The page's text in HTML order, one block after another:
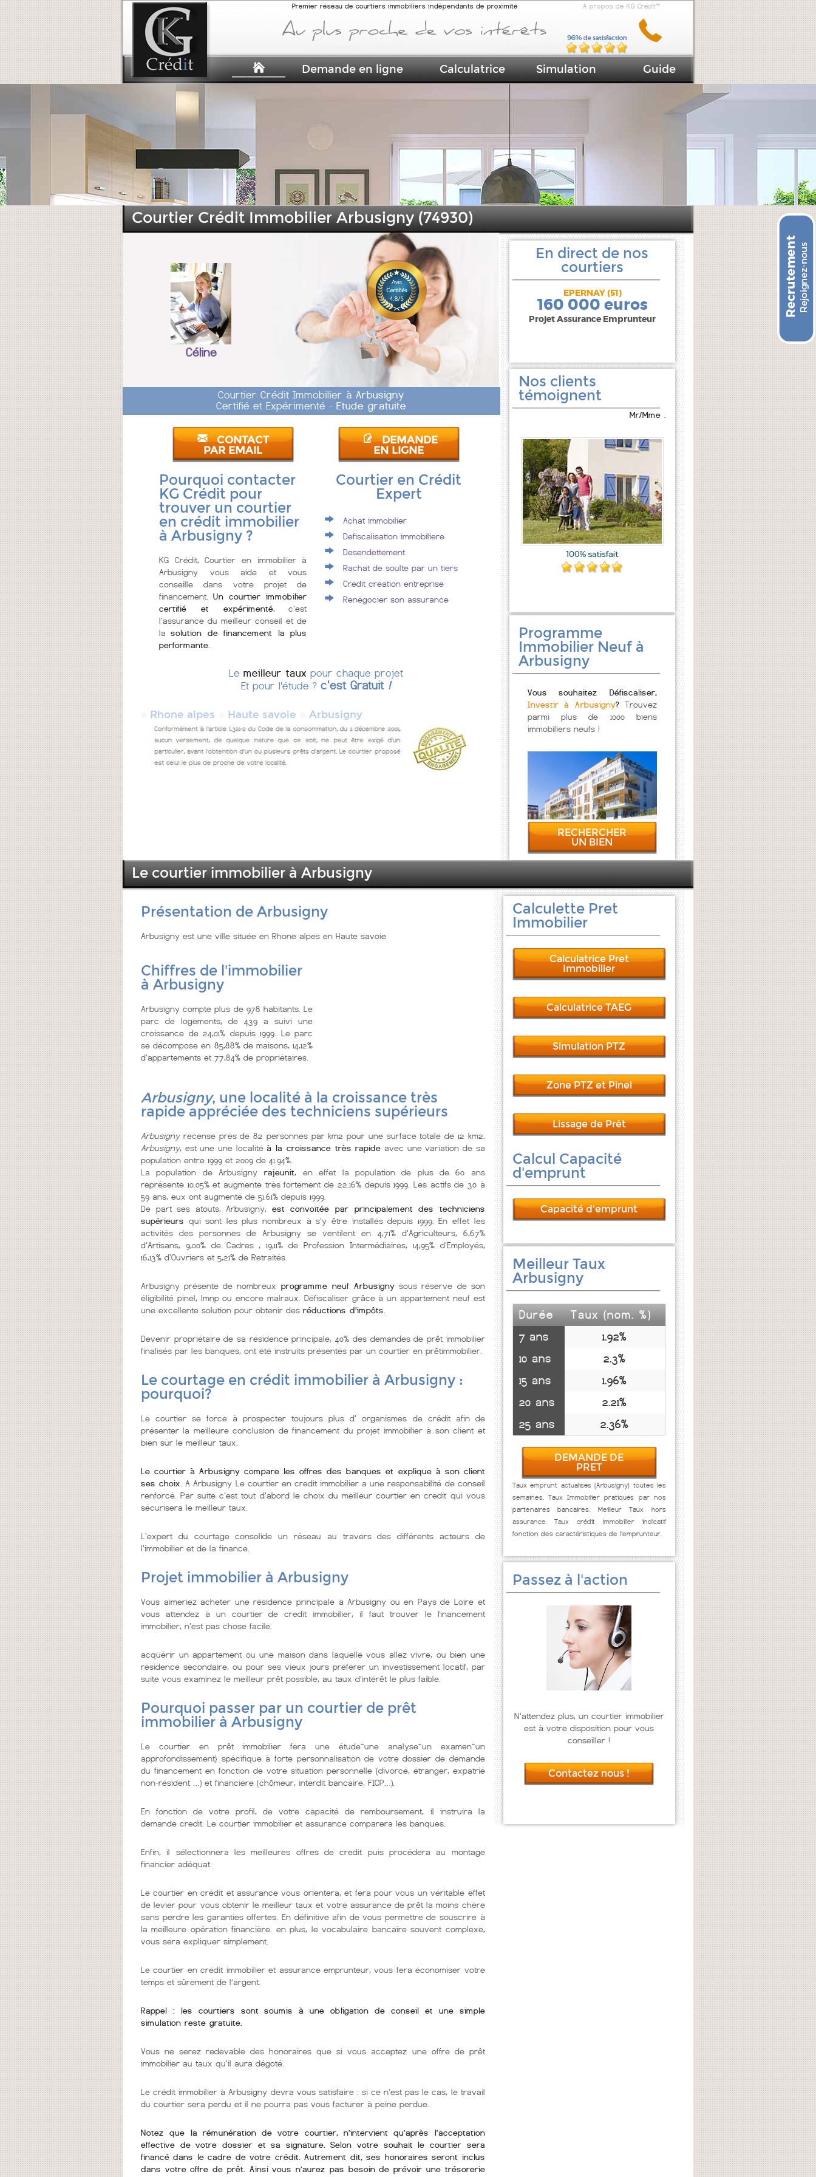
Courtier Crédit Immobilier Arbusigny (74930)
Céline
Courtier Crédit Immobilier àArbusigny
Certifié et Expérimenté -Etude gratuite
CONTACT
PAR EMAIL
DEMANDE
EN LIGNE
Pourquoi contacter
KG Crédit pour
trouver un courtier
en crédit immobilier
à Arbusigny ?
KG Crédit, Courtier en immobilier à
Arbusigny vous aide et vous
conseille dans votre projet de
financement.Un courtier immobilier
certifié et expérimenté, c'est
l'assurance du meilleur conseil et de
lasolution de financement la plus
performante
Courtier en Crédit
Expert
Achat immobilier
Defiscalisation immobiliere
Desendettement
Rachat de soulte par un tiers
Crédit création entreprise
Renégocier son assurance
Le meilleur taux pour chaque projet
Et pour l'étude ?c'est Gratuit !
Rhone alpes Haute savoie Arbusigny
En direct de nos
courtiers
150 000 euros
EPERNAY (51)
160 000 euros
Projet Assurance Emprunteur
240 000 euros
Nos clients
témoignent
Mr/Mme .
Programme
Immobilier Neuf à
Arbusigny
Vous souhaitez Défiscaliser,
Investir à Arbusigny?Trouvez
parmi plus de 1000 biens
immobiliers neufs !
RECHERCHER
UN BIEN
Le courtier immobilier à Arbusigny
Présentation de Arbusigny
Arbusigny est une ville située en Rhone alpes en Haute savoie
Chiffres de l'immobilier
à Arbusigny
Arbusigny compte plus de 978 habitants. Le
parc de logements, de 439 a suivi une
croissance de 24,01% depuis 1999. Le parc
se décompose en 85,88% de maisons, 14,12%
d'appartements et 77,84% de propriétaires.
Arbusigny, une localité à la croissance très
rapide appréciée des techniciens supérieurs
Arbusignyrecense près de 82 personnes par km2 pour une surface totale de 12 km2.
Arbusigny, est une une localitéà la croissance très rapide avec une variation de sa
population entre 1999 et 2009 de 41.94%.
La population de Arbusigny rajeunit, en effet la population de plus de 60 ans
représente 10.05% et augmente très fortement de 22.16% depuis 1999. Les actifs de 30 à
59 ans, eux ont augmenté de 51.61% depuis 1999.
De part ses atouts, Arbusigny, est convoitée par principalement des techniciens
supérieurs qui sont les plus nombreux à s'y être installés depuis 1999. En effet les
activités des personnes de Arbusigny se ventilent en 4,71% d'Agriculteurs, 6,67%
d'Artisans, 9,00% de Cadres , 19,11% de Profession Intermédiaires, 14,95% d'Employés,
16,13% d'Ouvriers et 5,21% de Retraités.
Arbusigny présente de nombreux programme neuf Arbusigny sous réserve de son
éligibilité pinel, lmnp ou encore malraux. Défiscaliser grâce à un appartement neuf est
une excellente solution pour obtenir des réductions d'impôts
Devenir propriétaire de sa résidence principale, 40% des demandes de prêt immobilier
finalisés par les banques, ont été instruits présentés par un courtier en prêtimmobilier.
Le courtage en crédit immobilier à Arbusigny :
pourquoi?
Le courtier se force à prospecter toujours plus d' organismes de crédit afin de
présenter la meilleure conclusion de financement du projet immobilier à son client et
bien sùr le meilleur taux.
Le courtier à Arbusigny compare les offres des banques et explique à son client
ses choix . A Arbusigny Le courtier en credit immobilier a une responsabilité de conseil
renforcé. Par suite c'est tout d'abord le choix du meilleur courtier en credit qui vous
sécurisera le meilleur taux.
L'expert du courtage consolide un réseau au travers des différents acteurs de
l'immobilier et de la finance.
Projet immobilier à Arbusigny
Vous aimeriez acheter une résidence principale à Arbusigny ou en Pays de Loire et
vous attendez à un courtier de credit immobilier, il faut trouver le financement
immobilier, n'est pas chose facile.
acquérir un appartement ou une maison dans laquelle vous allez vivre, ou bien une
résidence secondaire, ou pour ses vieux jours préférer un investissement locatif, par
suite vous examinez le meilleur prêt possible, au taux d’intérêt le plus faible.
Pourquoi passer par un courtier de prêt
immobilier à Arbusigny
Le courtier en prêt immobilier fera une étude~une analyse~un examen~un
approfondissement} spécifique à forte personnalisation de votre dossier de demande
du financement en fonction de votre situation personnelle (divorcé, étranger, expatrié
non-résident …) et financière (chômeur, interdit bancaire, FICP…).
En fonction de votre profil, de votre capacité de remboursement, il instruira la
demande credit. Le courtier immobilier et assurance comparera les banques.
Enfin, il sélectionnera les meilleures offres de credit puis procédera au montage
financier adéquat.
Le courtier en crédit et assurance vous orientera, et fera pour vous un véritable effet
de levier pour vous obtenir le meilleur taux et votre assurance de prêt la moins chère
sans perdre les garanties offertes. En définitive afin de vous permettre de souscrire à
la meilleure opération financière. en plus, le vocabulaire bancaire souvent complexe,
vous sera expliquer simplement.
Le courtier en crédit immobilier et assurance emprunteur, vous fera économiser votre
temps et sûrement de l’argent.
Rappel : les courtiers sont soumis à une obligation de conseil et une simple
simulation reste gratuite.
Vous ne serez redevable des honoraires que si vous acceptez une offre de prêt
immobilier au taux qu'il aura dégoté.
Le crédit immobilier à Arbusigny devra vous satisfaire : si ce n’est pas le cas, le travail
du courtier sera perdu et il ne pourra pas vous facturer à peine perdue.
Notez que la rémunération de votre courtier, n’intervient qu’après l’acceptation
effective de votre dossier et sa signature. Selon votre souhait le courtier sera
financé dans le cadre de votre crédit. Autrement dit, ses honoraires seront inclus
dans votre offre de prêt. Ainsi vous n’aurez pas besoin de prévoir une trésorerie
Calculette Pret
Immobilier
Calculatrice Pret
Immobilier
Calculatrice TAEG
Simulation PTZ
Zone PTZ et Pinel
Lissage de Prêt
Calcul Capacité
d'emprunt
Capacité d'emprunt
Meilleur Taux
Arbusigny
Durée
Taux (nom. %)
7 ans
1.92%
10 ans
2.3%
15 ans
1.96%
20 ans
2.21%
25 ans
2.36%
DEMANDE DE
PRET
Taux emprunt actualisés (Arbusigny) toutes les
semaines. Taux Immobilier pratiqués par nos
partenaires bancaires. Meilleur Taux hors
assurance. Taux crédit immobilier indicatif
fonction des caractéristiques de l'emprunteur.
Passez à l'action
N'attendez plus, un courtier immobilier
est à votre disposition pour vous
conseiller !
Contactez nous !
Premier réseau de courtiers immobiliers indépendants de proximité A propos de KG Crédit™
Demande en ligne Calculatrice Simulation Guide